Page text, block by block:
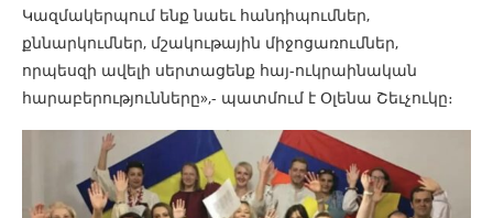
Կազմակերպում ենք նաեւ հանդիպումներ,
քննարկումներ, մշակութային միջոցառումներ,
որպեսզի ավելի սերտացենք հայ-ուկրաինական
հարաբերությունները»,- պատմում է Օլենա Շեւչուկը։